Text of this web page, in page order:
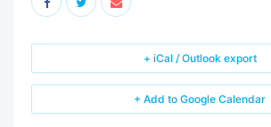
+ Add to Google Calendar
+ iCal / Outlook export